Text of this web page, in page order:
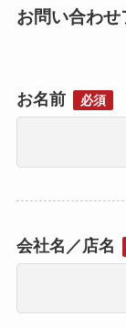
お問い合わ
お名前 必須
会社名／店名